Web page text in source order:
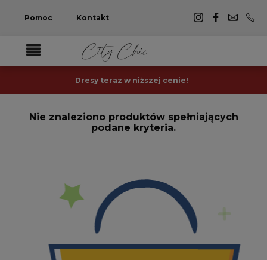
Pomoc Kontakt
Dresy teraz w niższej cenie!
Nie znaleziono produktów spełniających
podane kryteria.